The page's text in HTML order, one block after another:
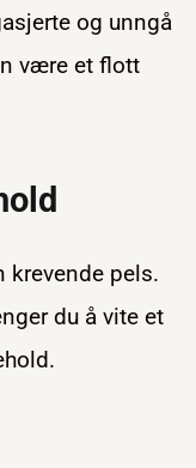
og unngå
være et flott
krevende pels.
du å vite et